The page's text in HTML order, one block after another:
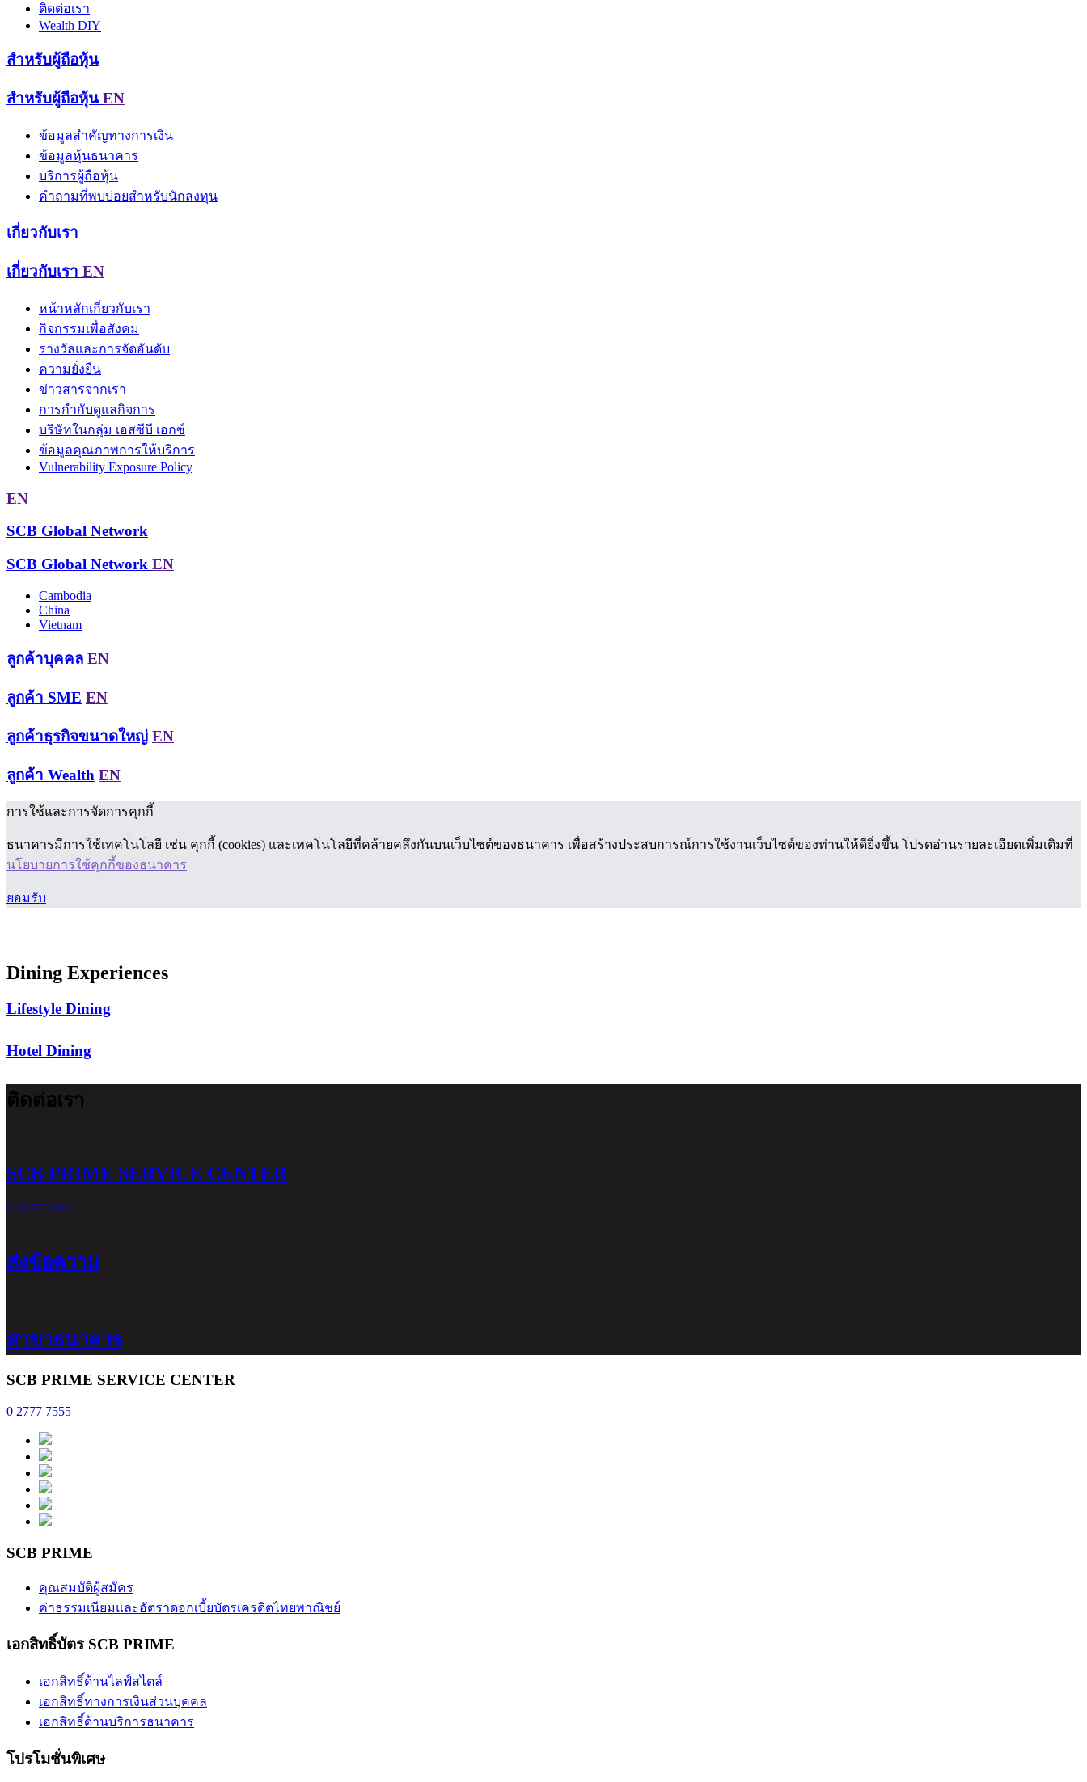
ติดต่อเรา
Wealth DIY
สำหรับผู้ถือหุ้น
สำหรับผู้ถือหุ้น EN
ข้อมูลสำคัญทางการเงิน
ข้อมูลหุ้นธนาคาร
บริการผู้ถือหุ้น
คำถามที่พบบ่อยสำหรับนักลงทุน
เกี่ยวกับเรา
เกี่ยวกับเรา EN
หน้าหลักเกี่ยวกับเรา
กิจกรรมเพื่อสังคม
รางวัลและการจัดอันดับ
ความยั่งยืน
ข่าวสารจากเรา
การกำกับดูแลกิจการ
บริษัทในกลุ่ม เอสซีบี เอกซ์
ข้อมูลคุณภาพการให้บริการ
Vulnerability Exposure Policy
EN
SCB Global Network
SCB Global Network EN
Cambodia
China
Vietnam
ลูกค้าบุคคล EN
ลูกค้า SME EN
ลูกค้าธุรกิจขนาดใหญ่ EN
ลูกค้า Wealth EN
การใช้และการจัดการคุกกี้
ธนาคารมีการใช้เทคโนโลยี เช่น คุกกี้ (cookies) และเทคโนโลยีที่คล้ายคลึงกันบนเว็บไซต์ของธนาคาร เพื่อสร้างประสบการณ์การใช้งานเว็บไซต์ของท่านให้ดียิ่งขึ้น โปรดอ่านรายละเอียดเพิ่มเติมที่
นโยบายการใช้คุกกี้ของธนาคาร
ยอมรับ
Dining Experiences
Lifestyle Dining
Hotel Dining
ติดต่อเรา
SCB PRIME SERVICE CENTER
0 2777 7555
ส่งข้อความ
สาขาธนาคาร
SCB PRIME SERVICE CENTER
0 2777 7555
SCB PRIME
คุณสมบัติผู้สมัคร
ค่าธรรมเนียมและอัตราดอกเบี้ยบัตรเครดิตไทยพาณิชย์
เอกสิทธิ์บัตร SCB PRIME
เอกสิทธิ์ด้านไลฟ์สไตล์
เอกสิทธิ์ทางการเงินส่วนบุคคล
เอกสิทธิ์ด้านบริการธนาคาร
โปรโมชั่นพิเศษ